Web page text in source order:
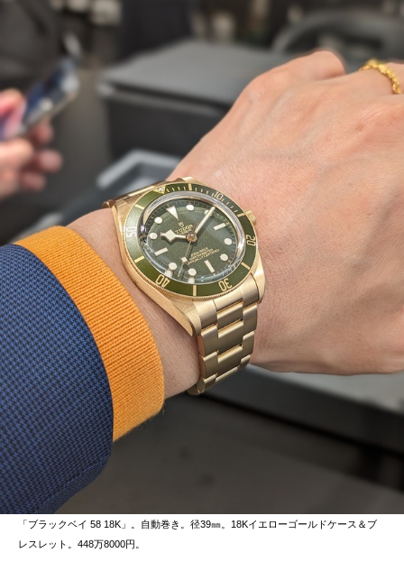
「ブラックベイ 58 18K」。自動巻き。径39㎜。18Kイエローゴールドケース＆ブ
レスレット。448万8000円。